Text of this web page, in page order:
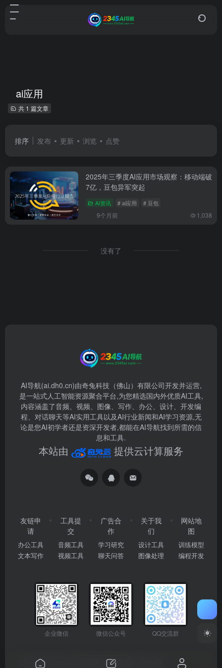
ai应用
共 1 篇文章
排序 发布 更新 浏览 点赞
2025年三季度AI应用市场观察：移动端破
7亿，豆包异军突起
AI资讯 # ai应用 # 豆包
9个月前 1,038
没有了
AI导航(ai.dh0.cn)由奇兔科技（佛山）有限公司开发并运营,
是一站式人工智能资源聚合平台,为您精选国内外优质AI工具,
内容涵盖了音频、视频、图像、写作、办公、设计、开发编
程、对话聊天等AI实用工具以及AI行业新闻和AI学习资源,无
论是您AI初学者还是资深开发者,都能在AI导航找到所需的信
息和工具.
本站由 提供云计算服务
友链申
请
办公工具
文本写作
工具提
交
音频工具
视频工具
广告合
作
学习研究
聊天问答
关于我
们
设计工具
图像处理
网站地
图
训练模型
编程开发
企业微信 微信公众号 QQ交流群
Copyright © 2026 粤ICP备2024177666号